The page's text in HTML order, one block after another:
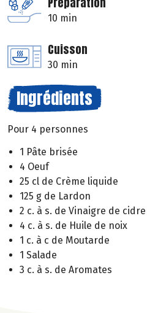
10 min
Cuisson
30 min
Ingrédients
Pour 4 personnes
1 Pâte brisée
4 Oeuf
25 cl de Crème liquide
125 g de Lardon
2 c. à s. de Vinaigre de cidre
4 c. à s. de Huile de noix
1 c. à c de Moutarde
1 Salade
3 c. à s. de Aromates